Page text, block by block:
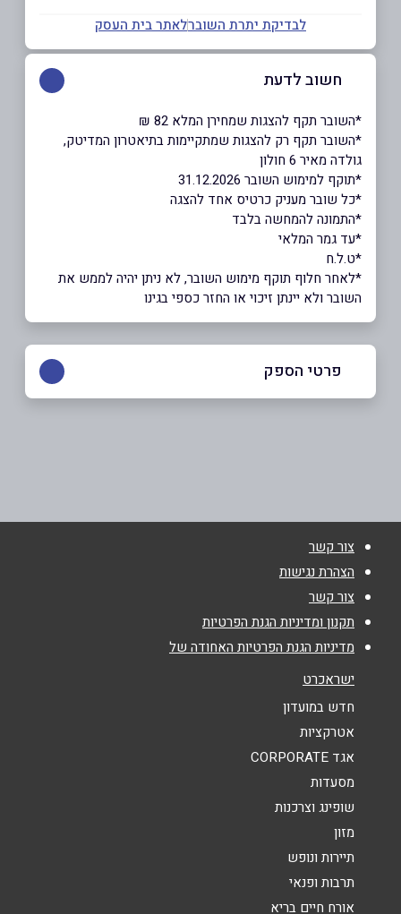
לבדיקת יתרת השוברלאתר בית העסק
חשוב לדעת
*השובר תקף להצגות שמחירן המלא 82 ₪
*השובר תקף רק להצגות שמתקיימות בתיאטרון המדיטק,
גולדה מאיר 6 חולון
*תוקף למימוש השובר 31.12.2026
*כל שובר מעניק כרטיס אחד להצגה
*התמונה להמחשה בלבד
*עד גמר המלאי
*ט.ל.ח
*לאחר חלוף תוקף מימוש השובר, לא ניתן יהיה לממש את
השובר ולא יינתן זיכוי או החזר כספי בגינו
פרטי הספק
שם מלא
טלפון*
נושא*
אנא חזרו אלי בקשר ל...
הודעה*
צור קשר
הצהרת נגישות
צור קשר
תקנון ומדיניות הגנת הפרטיות
מדיניות הגנת הפרטיות האחודה של
ישראכרט
חדש במועדון
אטרקציות
אגד CORPORATE
מסעדות
שופינג וצרכנות
מזון
תיירות ונופש
תרבות ופנאי
אורח חיים בריא